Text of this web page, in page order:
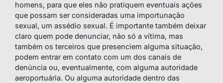
homens, para que eles não pratiquem eventuais ações
que possam ser consideradas uma importunação
sexual, um assédio sexual. É importante também deixar
claro quem pode denunciar, não só a vítima, mas
também os terceiros que presenciem alguma situação,
podem entrar em contato com um dos canais de
denúncia ou, eventualmente, com alguma autoridade
aeroportuária. Ou alguma autoridade dentro das